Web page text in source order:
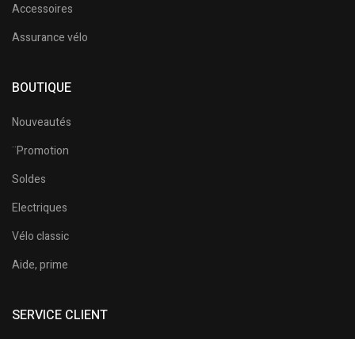
Accessoires
Assurance vélo
BOUTIQUE
Nouveautés
¨Promotion
Soldes
Electriques
Vélo classic
Aide, prime
SERVICE CLIENT